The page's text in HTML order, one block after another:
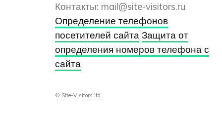
Контакты: mail@site-visitors.ru
Определение телефонов
посетителей сайта Защита от
определения номеров телефона с
сайта
© Site-Visitors ltd.